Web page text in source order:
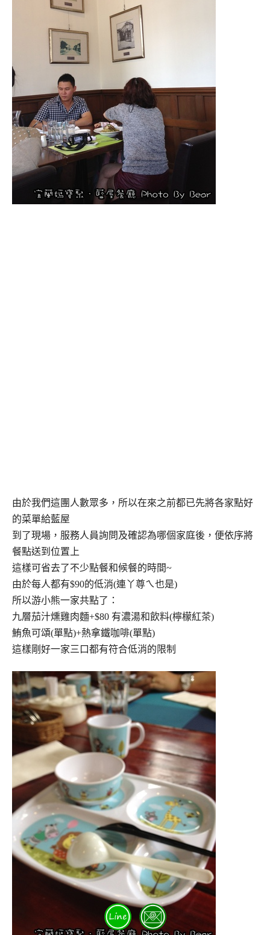
由於我們這團人數眾多，所以在來之前都已先將各家點好
的菜單給藍屋
到了現場，服務人員詢問及確認為哪個家庭後，便依序將
餐點送到位置上
這樣可省去了不少點餐和候餐的時間~
由於每人都有$90的低消(連丫尊ㄟ也是)
所以游小熊一家共點了：
九層茄汁燻雞肉麵+$80 有濃湯和飲料(檸檬紅茶)
鮪魚可頌(單點)+熱拿鐵咖啡(單點)
這樣剛好一家三口都有符合低消的限制